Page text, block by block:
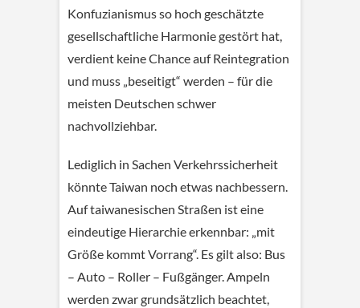
Konfuzianismus so hoch geschätzte
gesellschaftliche Harmonie gestört hat,
verdient keine Chance auf Reintegration
und muss „beseitigt“ werden – für die
meisten Deutschen schwer
nachvollziehbar.
Lediglich in Sachen Verkehrssicherheit
könnte Taiwan noch etwas nachbessern.
Auf taiwanesischen Straßen ist eine
eindeutige Hierarchie erkennbar: „mit
Größe kommt Vorrang“. Es gilt also: Bus
– Auto – Roller – Fußgänger. Ampeln
werden zwar grundsätzlich beachtet,